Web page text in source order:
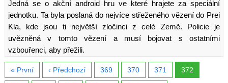
Jedná se o akční android hru ve které hrajete za speciální
jednotku. Ta byla poslaná do nejvíce střeženého vězení do Prei
Kla, kde jsou ti největší zločinci z celé Země. Policie je
uvězněná v tomto vězení a musí bojovat s ostatními
vzbouřenci, aby přežili.
« První ‹ Předchozí 369 370 371 372